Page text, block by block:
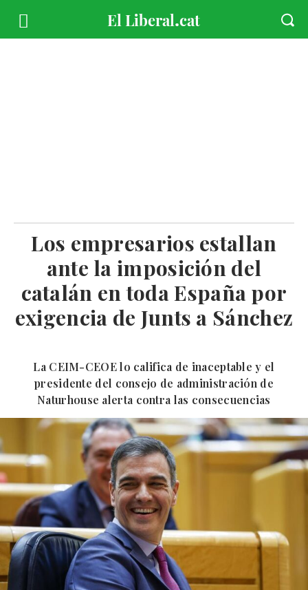
Los empresarios estallan
ante la imposición del
catalán en toda España por
exigencia de Junts a Sánchez
La CEIM-CEOE lo califica de inaceptable y el
presidente del consejo de administración de
Naturhouse alerta contra las consecuencias